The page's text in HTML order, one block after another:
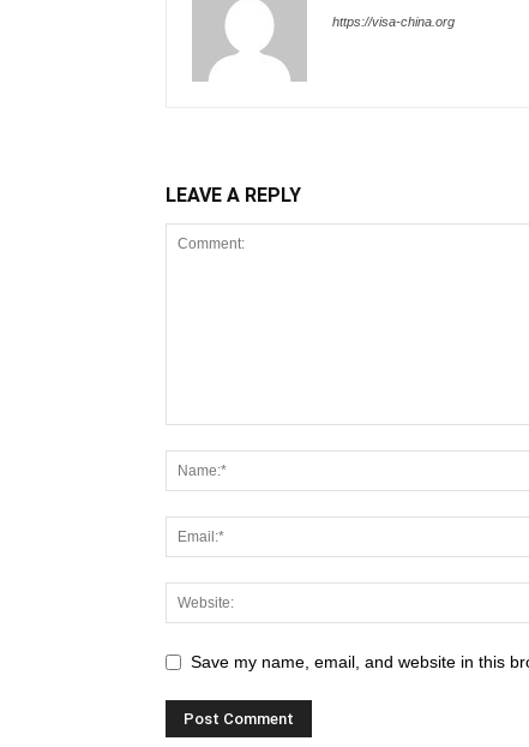
https://visa-china.org
LEAVE A REPLY
Save my name, email, and website in this